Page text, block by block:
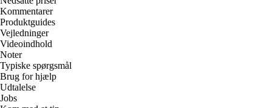
Kommentarer
Produktguides
Vejledninger
Videoindhold
Noter
Typiske spørgsmål
Brug for hjælp
Udtalelse
Jobs